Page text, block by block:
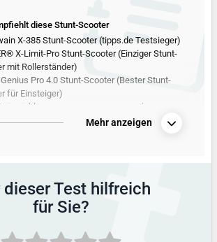
diese Stunt-Scooter
X-385 Stunt-Scooter (tipps.de Testsieger)
X-Limit-Pro Stunt-Scooter (Einziger Stunt-
mit Rollerständer)
Pro 4.0 Stunt-Scooter (Bester Stunt-
für Einsteiger)
Kickless 510432 Stunt-Scooter (Stunt-
mit allen Produktdetails
getestet
Mehr anzeigen
dieser Test hilfreich
für Sie?